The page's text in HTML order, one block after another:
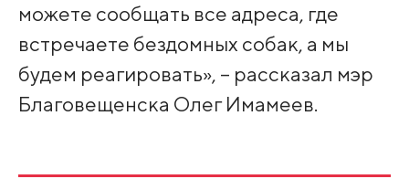
можете сообщать все адреса, где
встречаете бездомных собак, а мы
будем реагировать», – рассказал мэр
Благовещенска Олег Имамеев.